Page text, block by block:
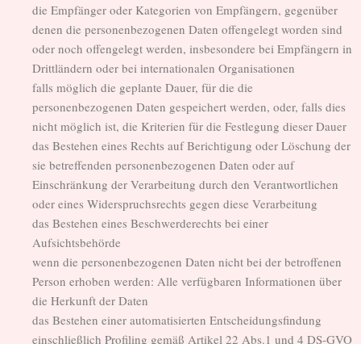
die Empfänger oder Kategorien von Empfängern, gegenüber
denen die personenbezogenen Daten offengelegt worden sind
oder noch offengelegt werden, insbesondere bei Empfängern in
Drittländern oder bei internationalen Organisationen
falls möglich die geplante Dauer, für die die
personenbezogenen Daten gespeichert werden, oder, falls dies
nicht möglich ist, die Kriterien für die Festlegung dieser Dauer
das Bestehen eines Rechts auf Berichtigung oder Löschung der
sie betreffenden personenbezogenen Daten oder auf
Einschränkung der Verarbeitung durch den Verantwortlichen
oder eines Widerspruchsrechts gegen diese Verarbeitung
das Bestehen eines Beschwerderechts bei einer
Aufsichtsbehörde
wenn die personenbezogenen Daten nicht bei der betroffenen
Person erhoben werden: Alle verfügbaren Informationen über
die Herkunft der Daten
das Bestehen einer automatisierten Entscheidungsfindung
einschließlich Profiling gemäß Artikel 22 Abs.1 und 4 DS-GVO